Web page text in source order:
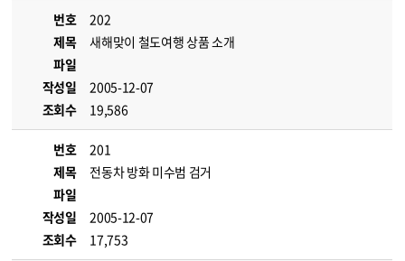
번호
202
제목
새해맞이 철도여행 상품 소개
파일
작성일
2005-12-07
조회수
19,586
번호
201
제목
전동차 방화 미수범 검거
파일
작성일
2005-12-07
조회수
17,753